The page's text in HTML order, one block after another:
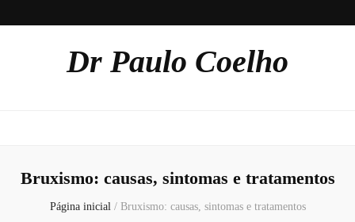
Dr Paulo Coelho
Bruxismo: causas, sintomas e tratamentos
Página inicial / Bruxismo: causas, sintomas e tratamentos